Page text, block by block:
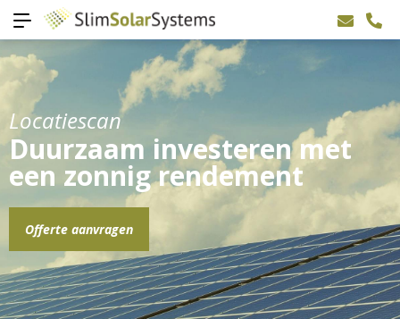
Locatiescan
Duurzaam investeren met
een zonnig rendement
Offerte aanvragen